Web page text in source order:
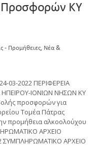
Προσφορών ΚΥ
- Προμήθειες, Νέα &
03-2022 ΠΕΡΙΦΕΡΕΙΑ
ΗΠΕΙΡΟΥ-ΙΟΝΙΩΝ ΝΗΣΩΝ ΚΥ
προσφορών για
Τομέα Πάτρας
προμήθεια αλκοολούχου
ΑΡΧΕΙΟ
ΣΥΜΠΛΗΡΩΜΑΤΙΚΟ ΑΡΧΕΙΟ